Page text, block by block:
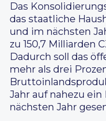
Das
das staatliche
und im nächsten
zu 150,7 Milliarden
Dadurch soll das
mehr als drei
Jahr auf nahezu
nächsten Jahr